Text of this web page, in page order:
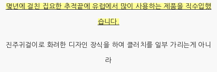
몇년에 걸친 집요한 추적끝에 유럽에서 많이 사용하는 제품을 직수입했
습니다.
진주귀걸이로 화려한 디자인 장식을 하여 클러치를 일부 가리는게 아니
라